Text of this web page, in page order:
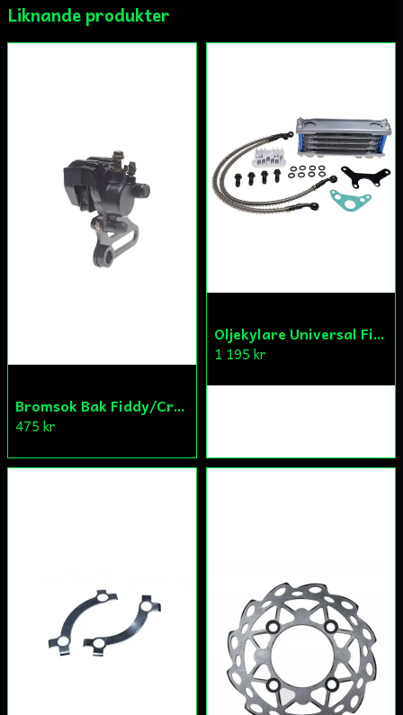
Skicka fråga
Liknande produkter
Bromsok Bak Fiddy/Cross
475 kr
Oljekylare Universal Fiddy/Cross/ATV
1 195 kr